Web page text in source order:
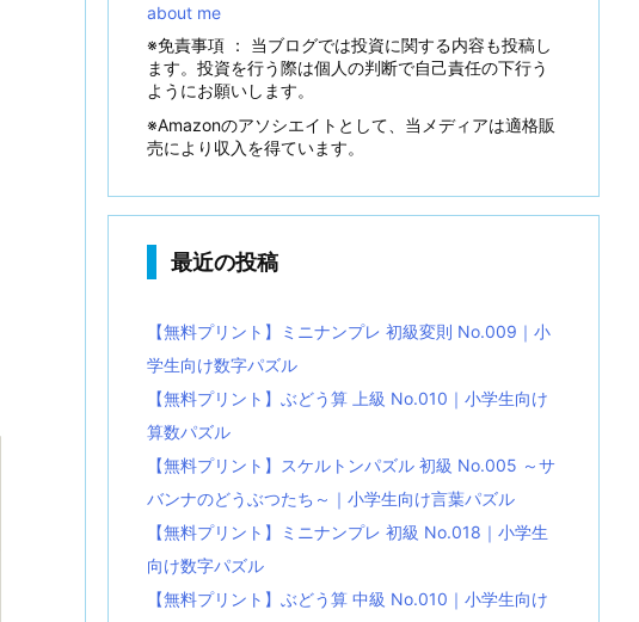
about me
※免責事項 ： 当ブログでは投資に関する内容も投稿し
ます。投資を行う際は個人の判断で自己責任の下行う
ようにお願いします。
※Amazonのアソシエイトとして、当メディアは適格販
売により収入を得ています。
最近の投稿
【無料プリント】ミニナンプレ 初級変則 No.009｜小
学生向け数字パズル
【無料プリント】ぶどう算 上級 No.010｜小学生向け
算数パズル
【無料プリント】スケルトンパズル 初級 No.005 ～サ
バンナのどうぶつたち～｜小学生向け言葉パズル
【無料プリント】ミニナンプレ 初級 No.018｜小学生
向け数字パズル
【無料プリント】ぶどう算 中級 No.010｜小学生向け